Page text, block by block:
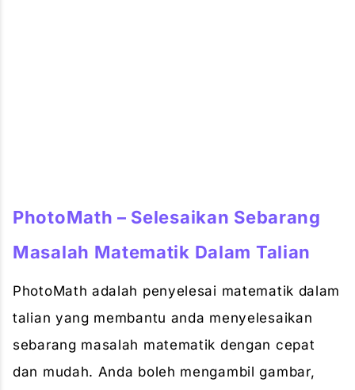
PhotoMath – Selesaikan Sebarang
Masalah Matematik Dalam Talian
PhotoMath adalah penyelesai matematik dalam
talian yang membantu anda menyelesaikan
sebarang masalah matematik dengan cepat
dan mudah. Anda boleh mengambil gambar,